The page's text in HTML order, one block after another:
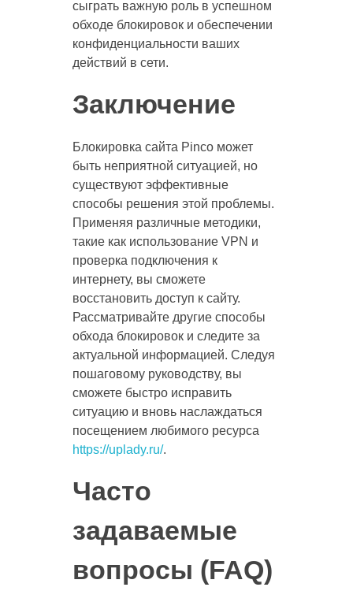
сыграть важную роль в успешном
обходе блокировок и обеспечении
конфиденциальности ваших
действий в сети.
Заключение
Блокировка сайта Pinco может
быть неприятной ситуацией, но
существуют эффективные
способы решения этой проблемы.
Применяя различные методики,
такие как использование VPN и
проверка подключения к
интернету, вы сможете
восстановить доступ к сайту.
Рассматривайте другие способы
обхода блокировок и следите за
актуальной информацией. Следуя
пошаговому руководству, вы
сможете быстро исправить
ситуацию и вновь наслаждаться
посещением любимого ресурса
https://uplady.ru/.
Часто
задаваемые
вопросы (FAQ)